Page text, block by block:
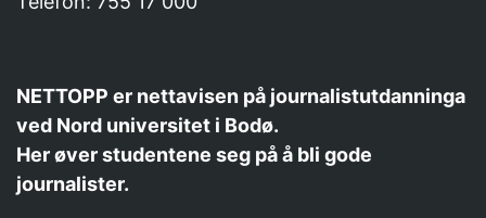
NETTOPP er nettavisen på journalistutdanninga
ved Nord universitet i Bodø.
Her øver studentene seg på å bli gode
journalister.